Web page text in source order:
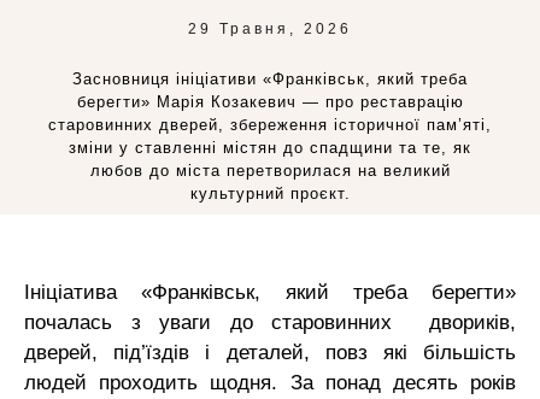
29 Травня, 2026
Засновниця ініціативи «Франківськ, який треба
берегти» Марія Козакевич — про реставрацію
старовинних дверей, збереження історичної пам’яті,
зміни у ставленні містян до спадщини та те, як
любов до міста перетворилася на великий
культурний проєкт.
Ініціатива«Франківськ, який треба берегти»
почалась з уваги до старовинних двориків,
дверей, під’їздів і деталей, повз які більшість
людей проходить щодня. За понад десять років